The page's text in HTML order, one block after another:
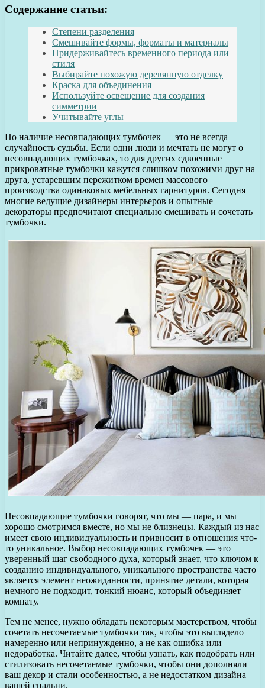
Содержание статьи:
Степени разделения
Смешивайте формы, форматы и материалы
Придерживайтесь временного периода или
стиля
Выбирайте похожую деревянную отделку
Краска для объединения
Используйте освещение для создания
симметрии
Учитывайте углы
Но наличие несовпадающих тумбочек — это не всегда
случайность судьбы. Если одни люди и мечтать не могут о
несовпадающих тумбочках, то для других сдвоенные
прикроватные тумбочки кажутся слишком похожими друг на
друга, устаревшим пережитком времен массового
производства одинаковых мебельных гарнитуров. Сегодня
многие ведущие дизайнеры интерьеров и опытные
декораторы предпочитают специально смешивать и сочетать
тумбочки.
Несовпадающие тумбочки говорят, что мы — пара, и мы
хорошо смотримся вместе, но мы не близнецы. Каждый из нас
имеет свою индивидуальность и привносит в отношения что-
то уникальное. Выбор несовпадающих тумбочек — это
уверенный шаг свободного духа, который знает, что ключом к
созданию индивидуального, уникального пространства часто
является элемент неожиданности, принятие детали, которая
немного не подходит, тонкий нюанс, который объединяет
комнату.
Тем не менее, нужно обладать некоторым мастерством, чтобы
сочетать несочетаемые тумбочки так, чтобы это выглядело
намеренно или непринужденно, а не как ошибка или
недоработка. Читайте далее, чтобы узнать, как подобрать или
стилизовать несочетаемые тумбочки, чтобы они дополняли
ваш декор и стали особенностью, а не недостатком дизайна
вашей спальни.